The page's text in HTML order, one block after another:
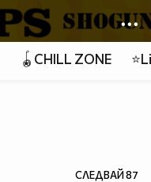
🪀CHILL ZONE
СЛЕДВАЙ87